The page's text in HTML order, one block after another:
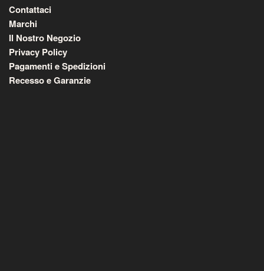
Contattaci
Marchi
Il Nostro Negozio
Privacy Policy
Pagamenti e Spedizioni
Recesso e Garanzie